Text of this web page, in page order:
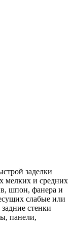
заделки
мелких и средних
шпон, фанера и
слабые или
стенки
панели,